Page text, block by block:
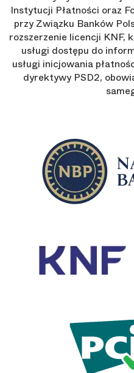
Instytucji Płatności oraz
przy Związku Banków
rozszerzenie licencji KNF,
usługi dostępu do
usługi inicjowania
dyrektywy PSD2,